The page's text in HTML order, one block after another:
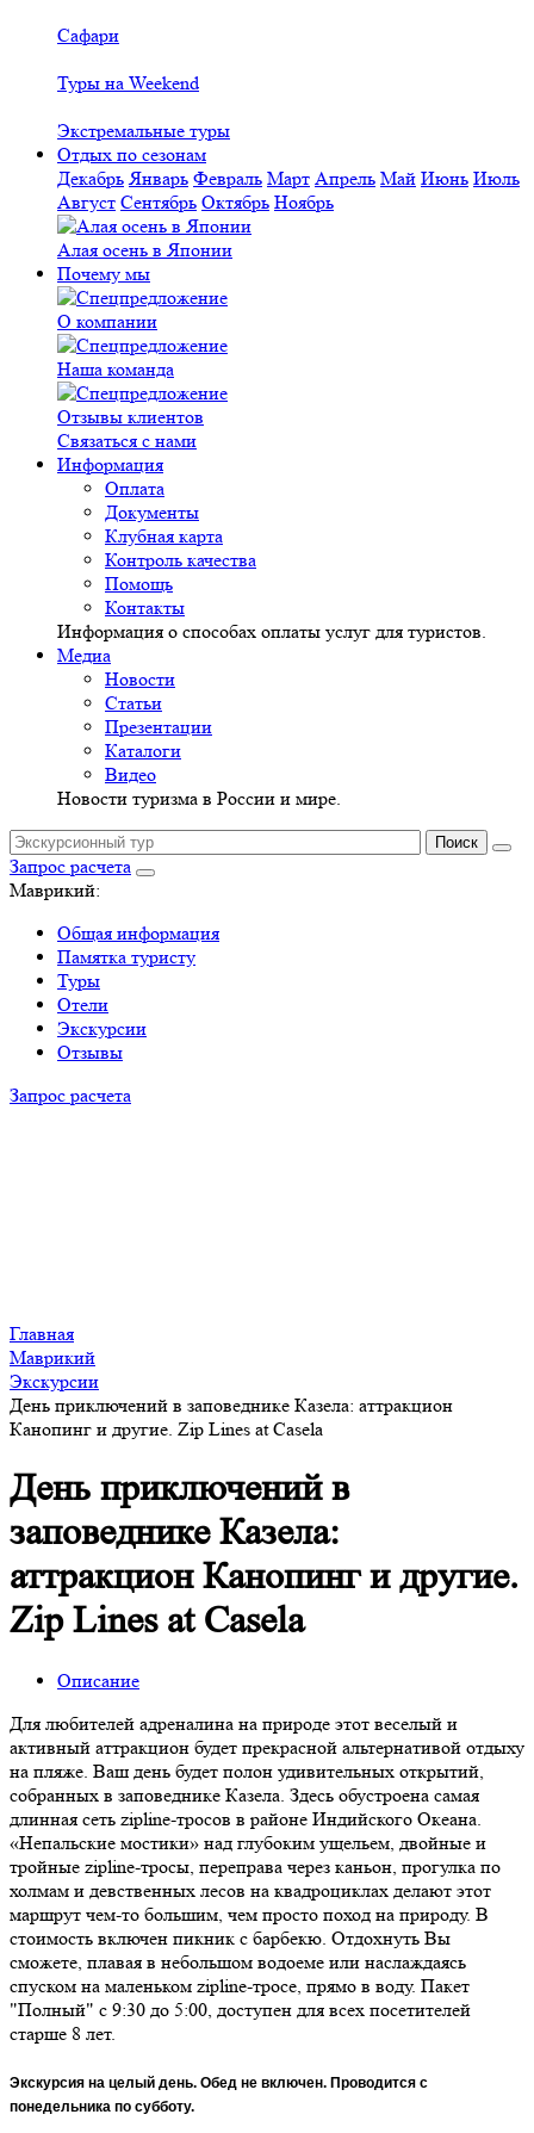
Сафари
Туры на Weekend
Экстремальные туры
Отдых по сезонам
Декабрь Январь Февраль Март Апрель Май Июнь Июль
Август Сентябрь Октябрь Ноябрь
Алая осень в Японии
Почему мы
О компании
Наша команда
Отзывы клиентов
Связаться с нами
Информация
Оплата
Документы
Клубная карта
Контроль качества
Помощь
Контакты
Информация о способах оплаты услуг для туристов.
Медиа
Новости
Статьи
Презентации
Каталоги
Видео
Новости туризма в России и мире.
Запрос расчета
Маврикий:
Общая информация
Памятка туристу
Туры
Отели
Экскурсии
Отзывы
Запрос расчета
Главная
Маврикий
Экскурсии
День приключений в заповеднике Казела: аттракцион
Канопинг и другие. Zip Lines at Casela
День приключений в
заповеднике Казела:
аттракцион Канопинг и другие.
Zip Lines at Casela
Описание
Для любителей адреналина на природе этот веселый и
активный аттракцион будет прекрасной альтернативой отдыху
на пляже. Ваш день будет полон удивительных открытий,
собранных в заповеднике Казела. Здесь обустроена самая
длинная сеть zipline-тросов в районе Индийского Океана.
«Непальские мостики» над глубоким ущельем, двойные и
тройные zipline-тросы, переправа через каньон, прогулка по
холмам и девственных лесов на квадроциклах делают этот
маршрут чем-то большим, чем просто поход на природу. В
стоимость включен пикник с барбекю. Отдохнуть Вы
сможете, плавая в небольшом водоеме или наслаждаясь
спуском на маленьком zipline-тросе, прямо в воду. Пакет
"Полный" с 9:30 до 5:00, доступен для всех посетителей
старше 8 лет.
Экскурсия на целый день. Обед не включен. Проводится с
понедельника по субботу.